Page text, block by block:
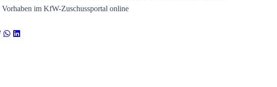
Vorhaben im KfW-Zuschussportal online